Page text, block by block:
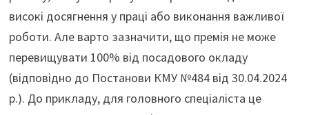
високі досягнення у праці або виконання важливої
роботи. Але варто зазначити, що премія не може
перевищувати 100% від посадового окладу
(відповідно до Постанови КМУ №484 від 30.04.2024
р.). До прикладу, для головного спеціаліста це